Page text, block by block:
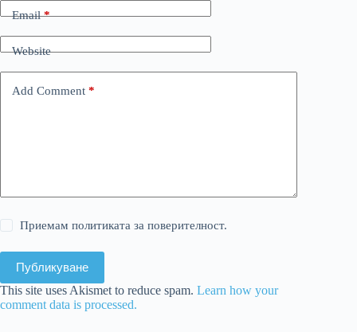
Email*
Website
Add Comment *
Приемам политиката за поверителност.
Публикуване
This site uses Akismet to reduce spam. Learn how your
comment data is processed.